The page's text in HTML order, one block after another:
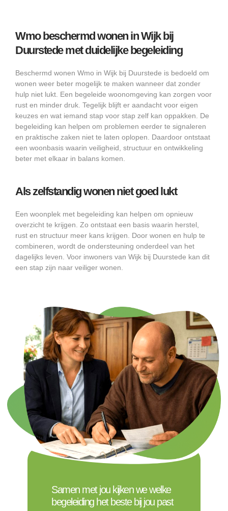
Wmo beschermd wonen in Wijk bij
Duurstede met duidelijke begeleiding
Beschermd wonen Wmo in Wijk bij Duurstede is bedoeld om
wonen weer beter mogelijk te maken wanneer dat zonder
hulp niet lukt. Een begeleide woonomgeving kan zorgen voor
rust en minder druk. Tegelijk blijft er aandacht voor eigen
keuzes en wat iemand stap voor stap zelf kan oppakken. De
begeleiding kan helpen om problemen eerder te signaleren
en praktische zaken niet te laten oplopen. Daardoor ontstaat
een woonbasis waarin veiligheid, structuur en ontwikkeling
beter met elkaar in balans komen.
Als zelfstandig wonen niet goed lukt
Een woonplek met begeleiding kan helpen om opnieuw
overzicht te krijgen. Zo ontstaat een basis waarin herstel,
rust en structuur meer kans krijgen. Door wonen en hulp te
combineren, wordt de ondersteuning onderdeel van het
dagelijks leven. Voor inwoners van Wijk bij Duurstede kan dit
een stap zijn naar veiliger wonen.
Samen met jou kijken we welke
begeleiding het beste bij jou past